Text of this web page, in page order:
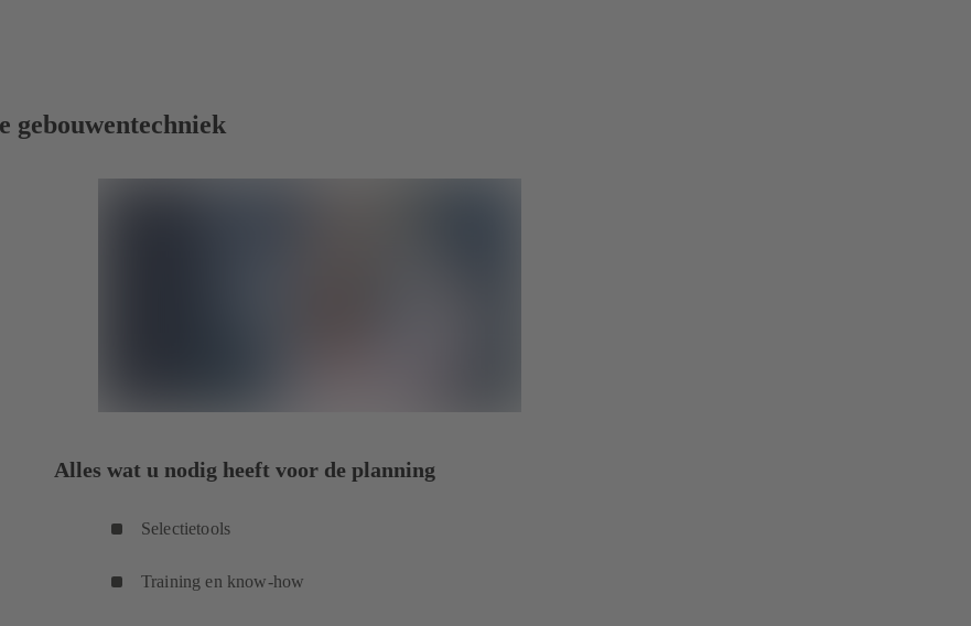
gebouwentechniek
Alles wat u nodig heeft voor de planning
Selectietools
Training en know-how